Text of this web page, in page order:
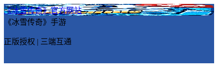
《冰雪传奇》官方网站
《冰雪传奇》手游
正版授权 | 三端互通